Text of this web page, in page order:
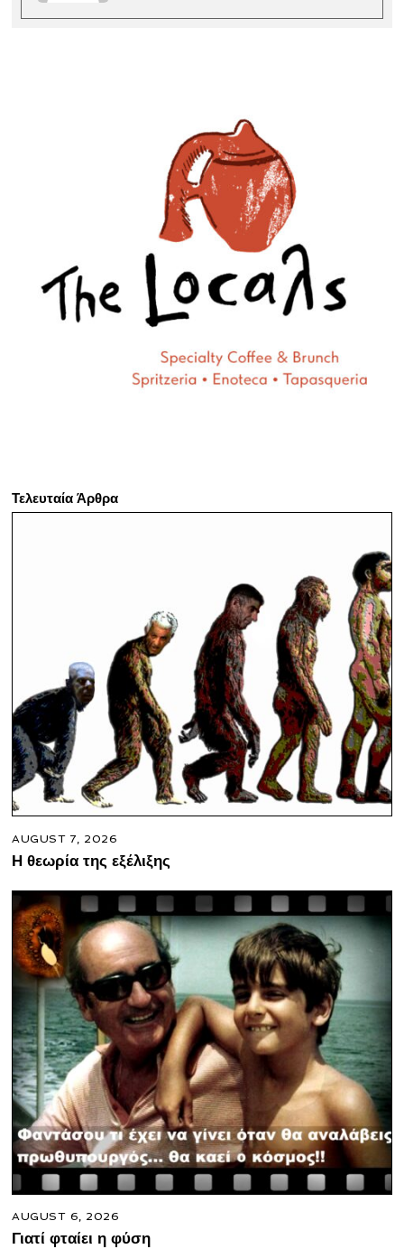
Τελευταία Άρθρα
AUGUST 7, 2026
Η θεωρία της εξέλιξης
AUGUST 6, 2026
Γιατί φταίει η φύση